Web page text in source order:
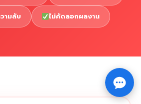
รับทำวิจัย รับทำวิทยานิพนธ์ รับทำ⇧
ามลับ ไม่คัดลอกผลงาน